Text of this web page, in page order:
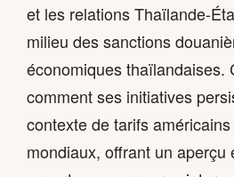
et les relations Thaïlande-
milieu des sanctions
économiques thaïlandaises.
comment ses initiatives
contexte de tarifs
mondiaux, offrant un aperçu